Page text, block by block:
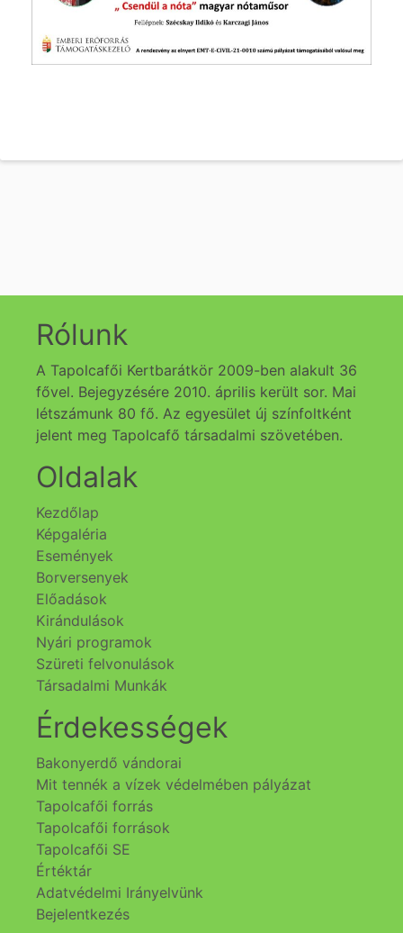
Rólunk
A Tapolcafői Kertbarátkör 2009-ben alakult 36
fővel. Bejegyzésére 2010. április került sor. Mai
létszámunk 80 fő. Az egyesület új színfoltként
jelent meg Tapolcafő társadalmi szövetében.
Oldalak
Kezdőlap
Képgaléria
Események
Borversenyek
Előadások
Kirándulások
Nyári programok
Szüreti felvonulások
Társadalmi Munkák
Érdekességek
Bakonyerdő vándorai
Mit tennék a vízek védelmében pályázat
Tapolcafői forrás
Tapolcafői források
Tapolcafői SE
Értéktár
Adatvédelmi Irányelvünk
Bejelentkezés